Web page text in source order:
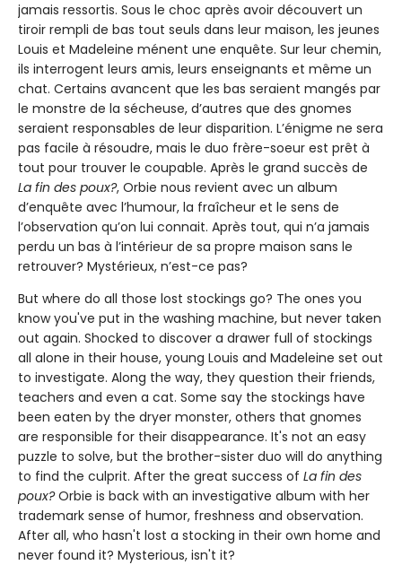
jamais ressortis. Sous le choc après avoir découvert un
tiroir rempli de bas tout seuls dans leur maison, les jeunes
Louis et Madeleine ménent une enquête. Sur leur chemin,
ils interrogent leurs amis, leurs enseignants et même un
chat. Certains avancent que les bas seraient mangés par
le monstre de la sécheuse, d’autres que des gnomes
seraient responsables de leur disparition. L’énigme ne sera
pas facile à résoudre, mais le duo frère-soeur est prêt à
tout pour trouver le coupable. Après le grand succès de
La fin des poux?, Orbie nous revient avec un album
d’enquête avec l’humour, la fraîcheur et le sens de
l’observation qu’on lui connait. Après tout, qui n’a jamais
perdu un bas à l’intérieur de sa propre maison sans le
retrouver? Mystérieux, n’est-ce pas?
But where do all those lost stockings go? The ones you
know you've put in the washing machine, but never taken
out again. Shocked to discover a drawer full of stockings
all alone in their house, young Louis and Madeleine set out
to investigate. Along the way, they question their friends,
teachers and even a cat. Some say the stockings have
been eaten by the dryer monster, others that gnomes
are responsible for their disappearance. It's not an easy
puzzle to solve, but the brother-sister duo will do anything
to find the culprit. After the great success of La fin des
poux?Orbie is back with an investigative album with her
trademark sense of humor, freshness and observation.
After all, who hasn't lost a stocking in their own home and
never found it? Mysterious, isn't it?